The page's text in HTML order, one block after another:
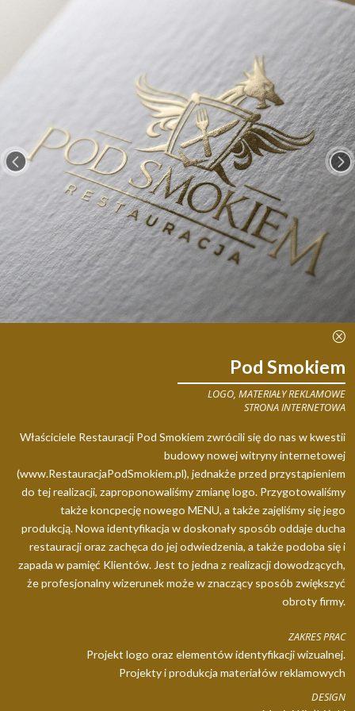
< =
Q
Pod Smokiem
LOGO, MATERIAŁY REKLAMOWE
STRONA INTERNETOWA
Właściciele Restauracji Pod Smokiem zwrócili się do nas w kwestii
budowy nowej witryny internetowej
(www.RestauracjaPodSmokiem.pl), jednakże przed przystąpieniem
do tej realizacji, zaproponowaliśmy zmianę logo. Przygotowaliśmy
także koncpecję nowego MENU, a także zajęliśmy się jego
produkcją. Nowa identyfikacja w doskonały sposób oddaje ducha
restauracji oraz zachęca do jej odwiedzenia, a także podoba się i
zapada w pamięć Klientów. Jest to jedna z realizacji dowodzących,
że profesjonalny wizerunek może w znaczący sposób zwiększyć
obroty firmy.
ZAKRES PRAC
Projekt logo oraz elementów identyfikacji wizualnej.
Projekty i produkcja materiałów reklamowych
DESIGN